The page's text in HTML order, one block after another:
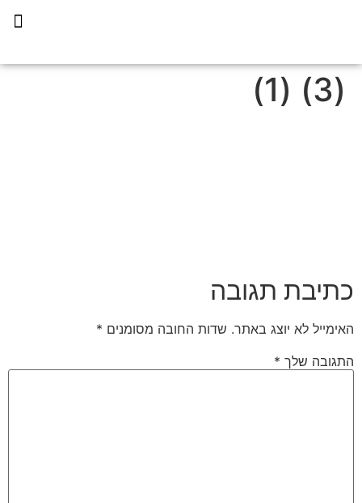
(3) (1)
כתיבת תגובה
האימייל לא יוצג באתר. שדות החובה מסומנים *
התגובה שלך *